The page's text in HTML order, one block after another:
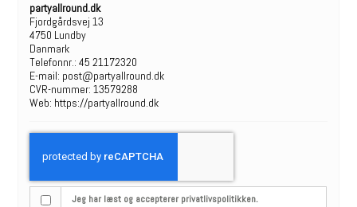
partyallround.dk
Fjordgårdsvej 13
4750 Lundby
Danmark
Telefonnr.:45 21172320
E-mail: post@partyallround.dk
CVR-nummer: 13579288
Web: https://partyallround.dk
Jeg har læst og accepterer privatlivspolitikken.